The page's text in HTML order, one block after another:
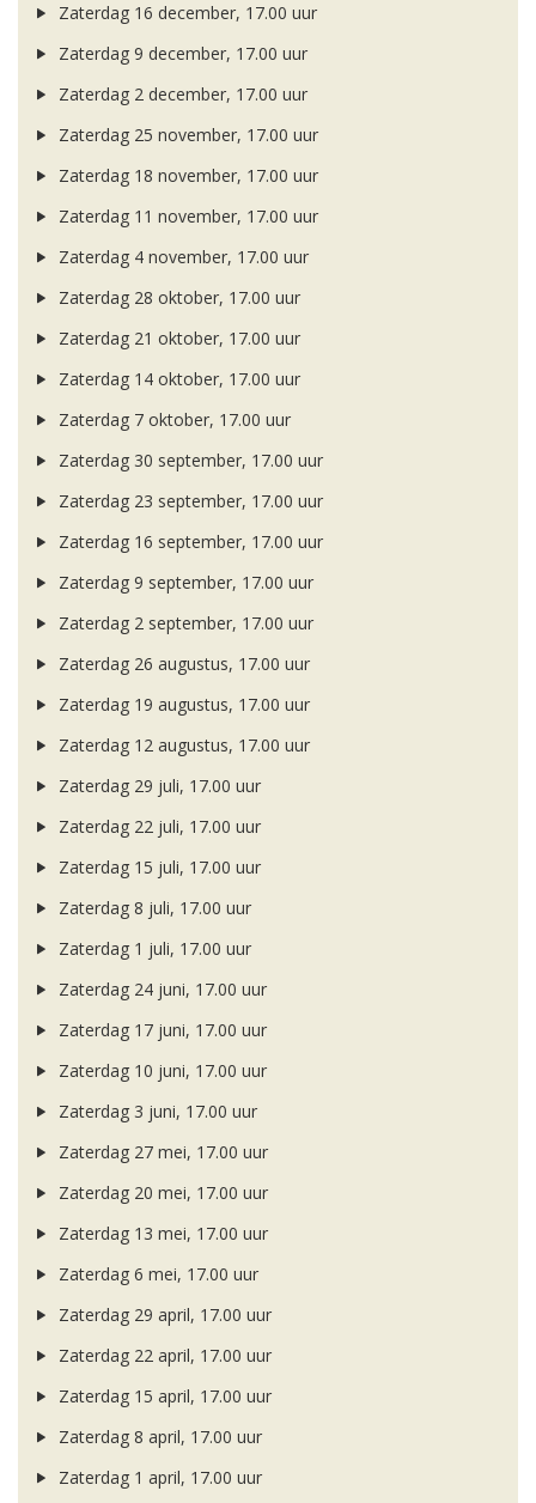
Zaterdag 16 december, 17.00 uur
Zaterdag 9 december, 17.00 uur
Zaterdag 2 december, 17.00 uur
Zaterdag 25 november, 17.00 uur
Zaterdag 18 november, 17.00 uur
Zaterdag 11 november, 17.00 uur
Zaterdag 4 november, 17.00 uur
Zaterdag 28 oktober, 17.00 uur
Zaterdag 21 oktober, 17.00 uur
Zaterdag 14 oktober, 17.00 uur
Zaterdag 7 oktober, 17.00 uur
Zaterdag 30 september, 17.00 uur
Zaterdag 23 september, 17.00 uur
Zaterdag 16 september, 17.00 uur
Zaterdag 9 september, 17.00 uur
Zaterdag 2 september, 17.00 uur
Zaterdag 26 augustus, 17.00 uur
Zaterdag 19 augustus, 17.00 uur
Zaterdag 12 augustus, 17.00 uur
Zaterdag 29 juli, 17.00 uur
Zaterdag 22 juli, 17.00 uur
Zaterdag 15 juli, 17.00 uur
Zaterdag 8 juli, 17.00 uur
Zaterdag 1 juli, 17.00 uur
Zaterdag 24 juni, 17.00 uur
Zaterdag 17 juni, 17.00 uur
Zaterdag 10 juni, 17.00 uur
Zaterdag 3 juni, 17.00 uur
Zaterdag 27 mei, 17.00 uur
Zaterdag 20 mei, 17.00 uur
Zaterdag 13 mei, 17.00 uur
Zaterdag 6 mei, 17.00 uur
Zaterdag 29 april, 17.00 uur
Zaterdag 22 april, 17.00 uur
Zaterdag 15 april, 17.00 uur
Zaterdag 8 april, 17.00 uur
Zaterdag 1 april, 17.00 uur